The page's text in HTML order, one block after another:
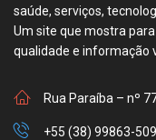
saúde, serviços,
Um site que mostra
qualidade e informação
Rua Paraíba – nº
+55 (38) 99863-